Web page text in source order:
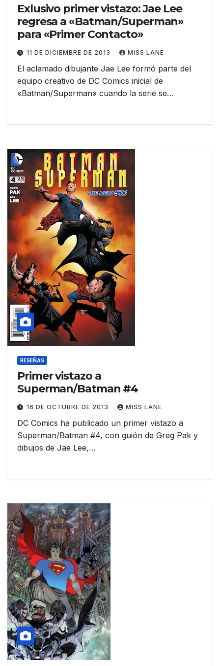
Exlusivo primer vistazo: Jae Lee
regresa a «Batman/Superman»
para «Primer Contacto»
11 DE DICIEMBRE DE 2013 MISS LANE
El aclamado dibujante Jae Lee formó parte del
equipo creativo de DC Comics inicial de
«Batman/Superman» cuando la serie se…
RESEÑAS
Primer vistazo a
Superman/Batman #4
16 DE OCTUBRE DE 2013 MISS LANE
DC Comics ha publicado un primer vistazo a
Superman/Batman #4, con guión de Greg Pak y
dibujos de Jae Lee,…